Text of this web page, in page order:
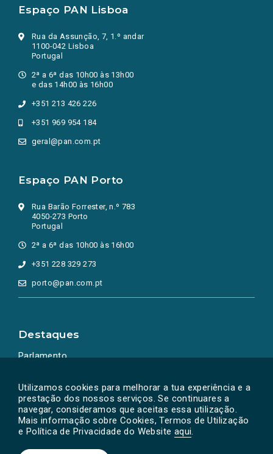
Utilizamos cookies para melhorar a tua experiência e a
prestação dos nossos serviços. Se continuares a
navegar, consideramos que aceitas essa utilização.
Mais informação sobre Cookies, Termos de Utilização
e Política de Privacidade do Website aqui.
Espaço PAN Lisboa
Rua da Assunção, 7, 1.º andar
1100-042 Lisboa
Portugal
2ª a 6ª das 10h00 às 13h00
e das 14h00 às 16h00
+351 213 426 226
+351 969 954 184
geral@pan.com.pt
Espaço PAN Porto
Rua Barão Forrester, n.º 783
4050-273 Porto
Portugal
2ª a 6ª das 10h00 às 16h00
+351 228 329 273
porto@pan.com.pt
Destaques
Parlamento